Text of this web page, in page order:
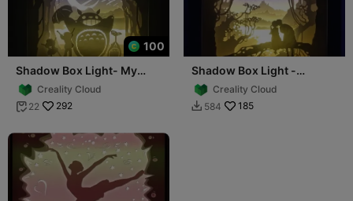
100
Shadow Box Light- My
Neighbor Totoro - Photo
Creality Cloud
 22 292
Shadow Box Light -
FlippedCreality Cloud
 584 185